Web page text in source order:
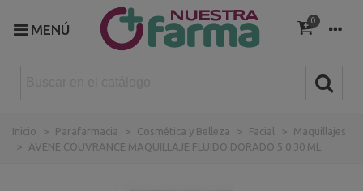
MENÚ
0
Inicio > Parafarmacia > Cosmética y Belleza > Facial >
Maquillajes
>
AVENE COUVRANCE MAQUILLAJE FLUIDO DORADO 5.0 30 ML